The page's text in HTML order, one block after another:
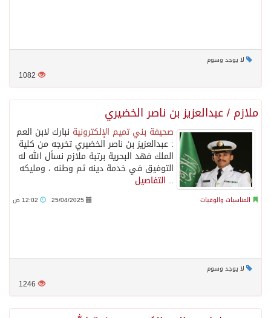
لا يوجد وسوم
1082
ملازم / عبدالعزيز بن ناصر الخضيري
صحيفة بني تميم الإلكترونية نبارك لابن العم
: عبدالعزيز بن ناصر الخضيري تخرجه من كلية
الملك فهد البحرية برتبة ملازم نسأل الله له
التوفيق في خدمة دينه ثم وطنه ، ومليكه
.. التفاصيل
المناسبات والوفيات 25/04/2025
لا يوجد وسوم
1246